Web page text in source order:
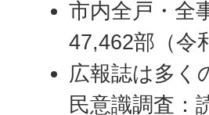
市内全戸・全
47,462部（令
広報誌は多く
民意識調査：